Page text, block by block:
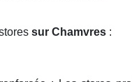
sur Chamvres :